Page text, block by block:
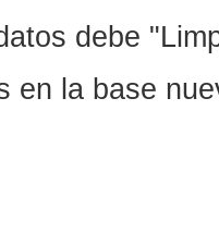
debe
en la base